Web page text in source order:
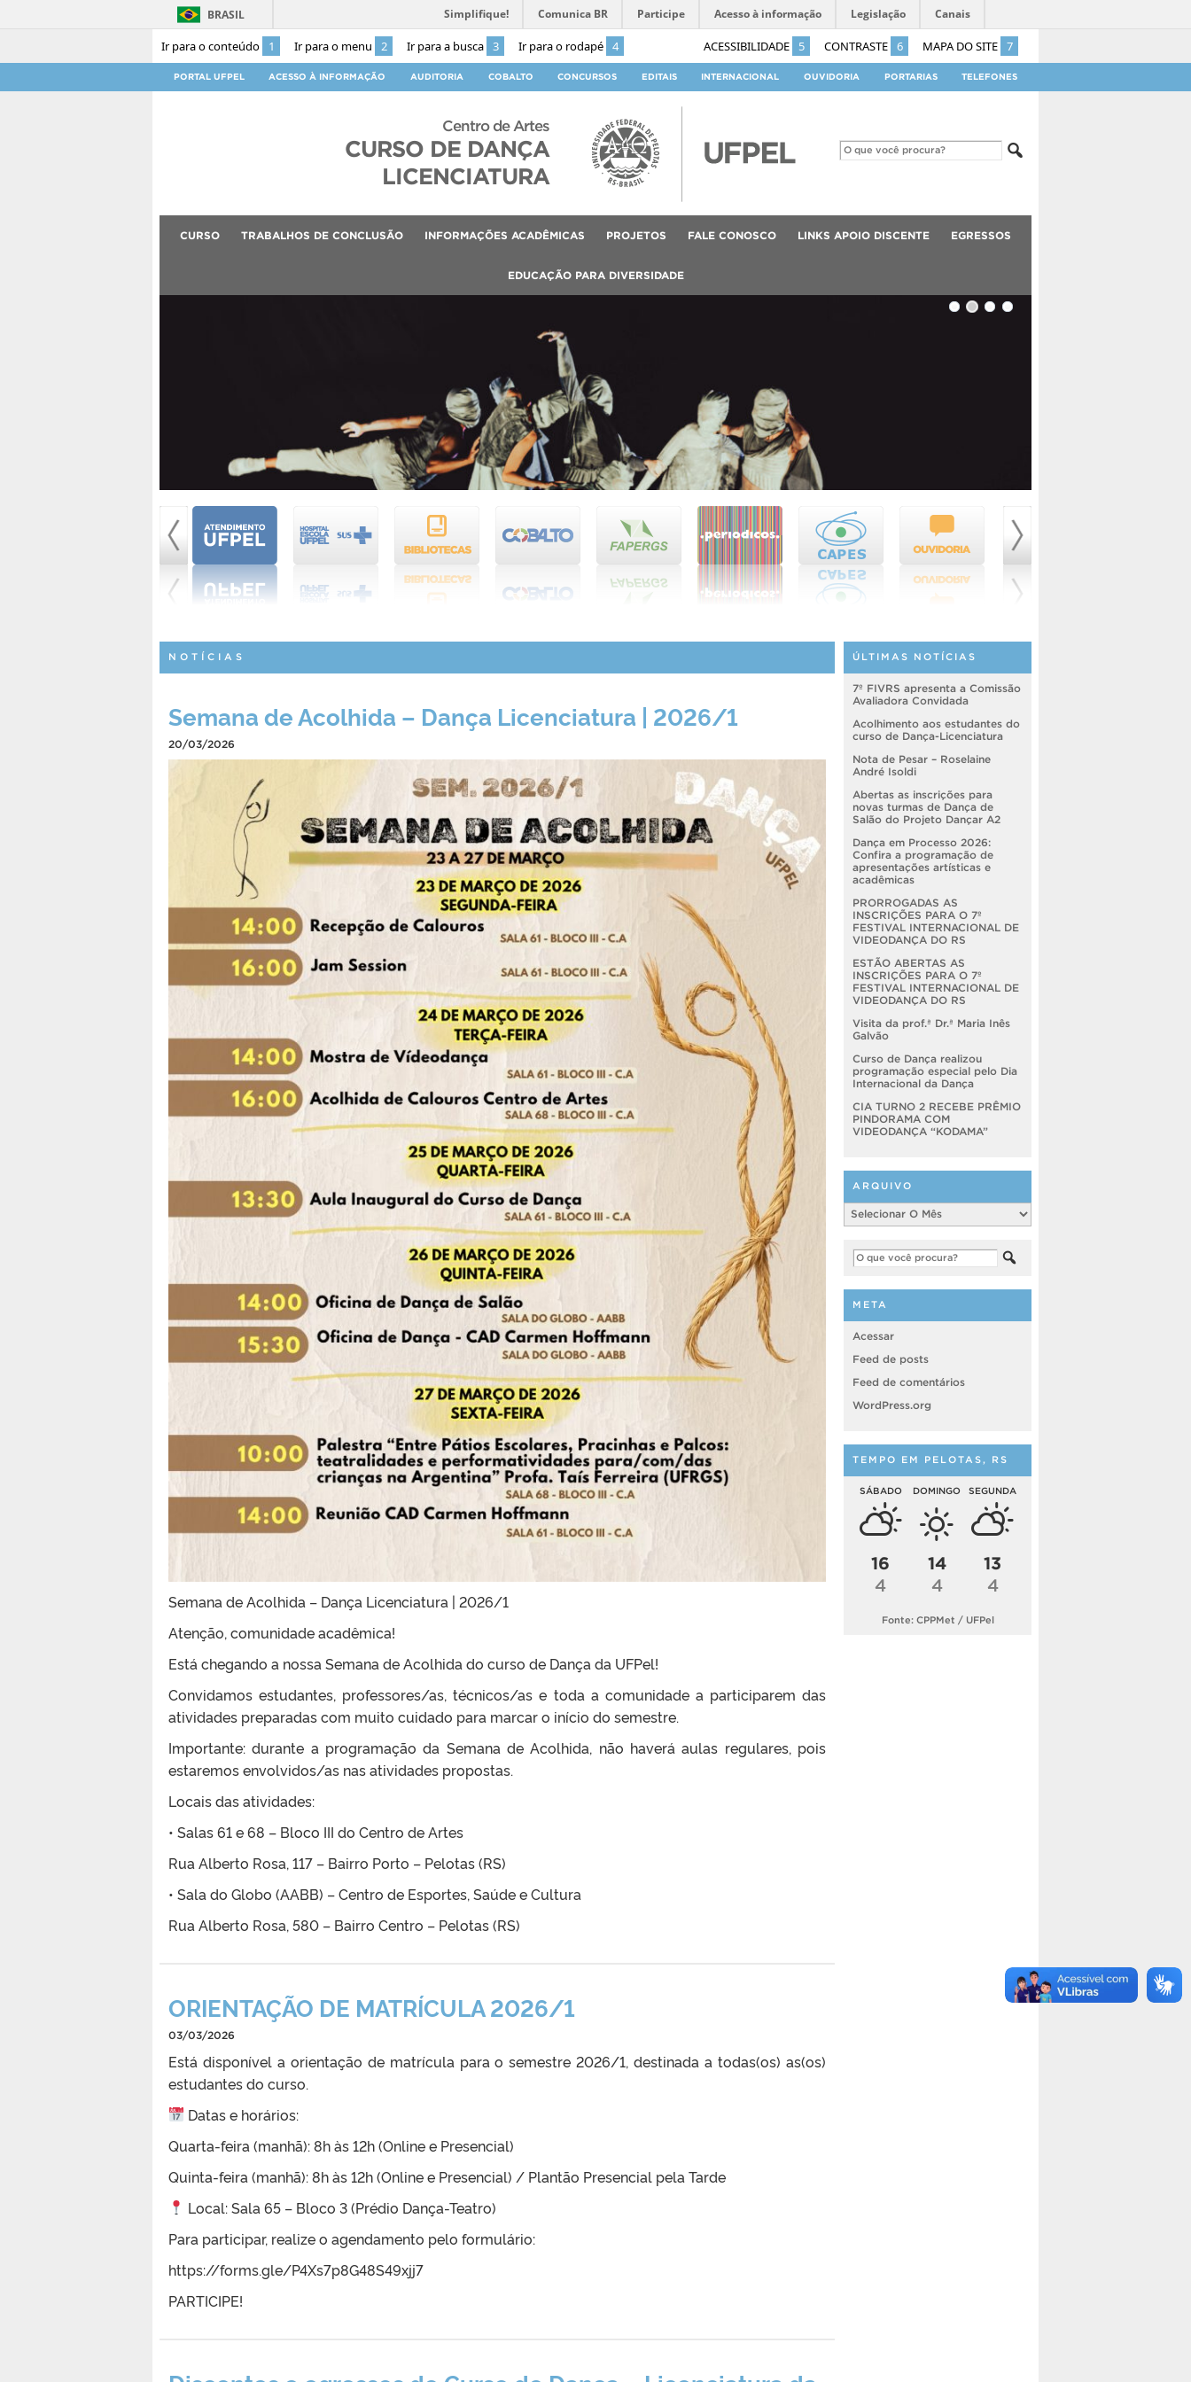
Ir para o conteúdo 1 Ir para o menu 2 Ir para a busca 3 Ir para o rodapé 4 ACESSIBILIDADE 5 CONTRASTE 6 MAPA DO SITE 7
BRASIL Simplifique! Comunica BR Participe Acesso à informação Legislação Canais
PORTAL UFPEL ACESSO À INFORMAÇÃO AUDITORIA COBALTO CONCURSOS EDITAIS INTERNACIONAL OUVIDORIA PORTARIAS TELEFONES
Centro de Artes
CURSO DE DANÇA
LICENCIATURA
CURSO TRABALHOS DE CONCLUSÃO INFORMAÇÕES ACADÊMICAS PROJETOS FALE CONOSCO LINKS APOIO DISCENTE EGRESSOS
EDUCAÇÃO PARA DIVERSIDADE
NOTÍCIAS
Semana de Acolhida – Dança Licenciatura | 2026/1
20/03/2026
Semana de Acolhida – Dança Licenciatura | 2026/1
Atenção, comunidade acadêmica!
Está chegando a nossa Semana de Acolhida do curso de Dança da UFPel!
Convidamos estudantes, professores/as, técnicos/as e toda a comunidade a participarem das
atividades preparadas com muito cuidado para marcar o início do semestre.
Importante: durante a programação da Semana de Acolhida, não haverá aulas regulares, pois
estaremos envolvidos/as nas atividades propostas.
Locais das atividades:
• Salas 61 e 68 – Bloco III do Centro de Artes
Rua Alberto Rosa, 117 – Bairro Porto – Pelotas (RS)
• Sala do Globo (AABB) – Centro de Esportes, Saúde e Cultura
Rua Alberto Rosa, 580 – Bairro Centro – Pelotas (RS)
ORIENTAÇÃO DE MATRÍCULA 2026/1
03/03/2026
Está disponível a orientação de matrícula para o semestre 2026/1, destinada a todas(os) as(os)
estudantes do curso.
Datas e horários:
Quarta-feira (manhã): 8h às 12h (Online e Presencial)
Quinta-feira (manhã): 8h às 12h (Online e Presencial) / Plantão Presencial pela Tarde
Local: Sala 65 – Bloco 3 (Prédio Dança-Teatro)
Para participar, realize o agendamento pelo formulário:
https://forms.gle/P4Xs7p8G48S49xjj7
PARTICIPE!
ÚLTIMAS NOTÍCIAS
7º FIVRS apresenta a Comissão
Avaliadora Convidada
Acolhimento aos estudantes do
curso de Dança-Licenciatura
Nota de Pesar – Roselaine
André Isoldi
Abertas as inscrições para
novas turmas de Dança de
Salão do Projeto Dançar A2
Dança em Processo 2026:
Confira a programação de
apresentações artísticas e
acadêmicas
PRORROGADAS AS
INSCRIÇÕES PARA O 7º
FESTIVAL INTERNACIONAL DE
VIDEODANÇA DO RS
ESTÃO ABERTAS AS
INSCRIÇÕES PARA O 7º
FESTIVAL INTERNACIONAL DE
VIDEODANÇA DO RS
Visita da prof.ª Dr.ª Maria Inês
Galvão
Curso de Dança realizou
programação especial pelo Dia
Internacional da Dança
CIA TURNO 2 RECEBE PRÊMIO
PINDORAMA COM
VIDEODANÇA “KODAMA”
ARQUIVO
Arquivo
META
Acessar
Feed de posts
Feed de comentários
WordPress.org
TEMPO EM PELOTAS, RS
SÁBADO
16
4
DOMINGO
14
4
SEGUNDA
13
4
Fonte: CPPMet / UFPel